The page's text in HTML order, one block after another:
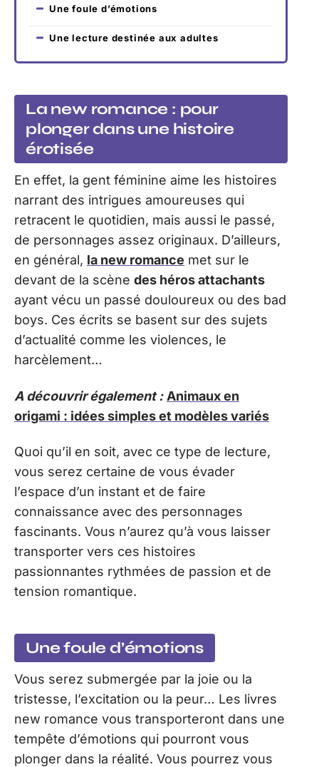
Une foule d’émotions
Une lecture destinée aux adultes
La new romance : pour
plonger dans une histoire
érotisée
En effet, la gent féminine aime les histoires
narrant des intrigues amoureuses qui
retracent le quotidien, mais aussi le passé,
de personnages assez originaux. D’ailleurs,
en général, la new romance met sur le
devant de la scène des héros attachants
ayant vécu un passé douloureux ou des bad
boys. Ces écrits se basent sur des sujets
d’actualité comme les violences, le
harcèlement…
A découvrir également : Animaux en
origami : idées simples et modèles variés
Quoi qu’il en soit, avec ce type de lecture,
vous serez certaine de vous évader
l’espace d’un instant et de faire
connaissance avec des personnages
fascinants. Vous n’aurez qu’à vous laisser
transporter vers ces histoires
passionnantes rythmées de passion et de
tension romantique.
Une foule d’émotions
Vous serez submergée par la joie ou la
tristesse, l’excitation ou la peur… Les livres
new romance vous transporteront dans une
tempête d’émotions qui pourront vous
plonger dans la réalité. Vous pourrez vous